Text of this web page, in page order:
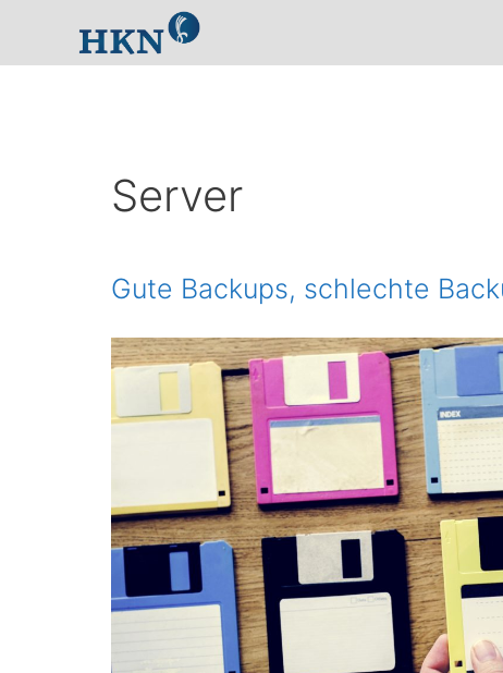
Server
Gute Backups, schlechte